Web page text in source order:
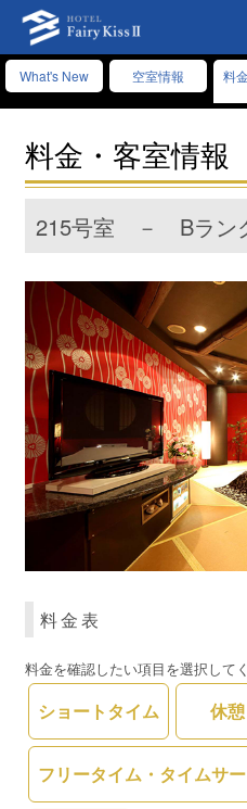
What's New 空室情報
料
料金・客室情報
215号室 － Bラン
料金表
料金を確認したい項目を選択してく
ショートタイム 休憩
フリータイム・タイムサ